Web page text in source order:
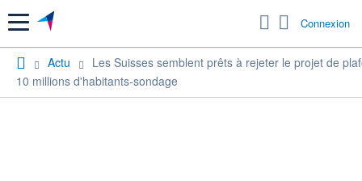
Menu Connexion
Actu
Les Suisses semblent prêts à rejeter le projet de
10 millions d'habitants-sondage